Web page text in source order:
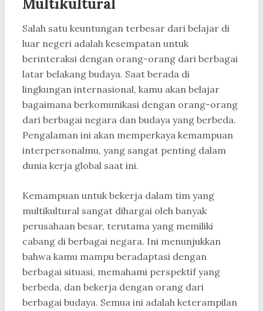
Multikultural
Salah satu keuntungan terbesar dari belajar di
luar negeri adalah kesempatan untuk
berinteraksi dengan orang-orang dari berbagai
latar belakang budaya. Saat berada di
lingkungan internasional, kamu akan belajar
bagaimana berkomunikasi dengan orang-orang
dari berbagai negara dan budaya yang berbeda.
Pengalaman ini akan memperkaya kemampuan
interpersonalmu, yang sangat penting dalam
dunia kerja global saat ini.
Kemampuan untuk bekerja dalam tim yang
multikultural sangat dihargai oleh banyak
perusahaan besar, terutama yang memiliki
cabang di berbagai negara. Ini menunjukkan
bahwa kamu mampu beradaptasi dengan
berbagai situasi, memahami perspektif yang
berbeda, dan bekerja dengan orang dari
berbagai budaya. Semua ini adalah keterampilan